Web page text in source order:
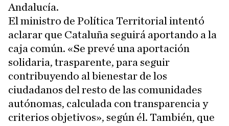
Andalucía.
El ministro de Política Territorial intentó
aclarar que Cataluña seguirá aportando a la
caja común. «Se prevé una aportación
solidaria, trasparente, para seguir
contribuyendo al bienestar de los
ciudadanos del resto de las comunidades
autónomas, calculada con transparencia y
criterios objetivos», según él. También, que